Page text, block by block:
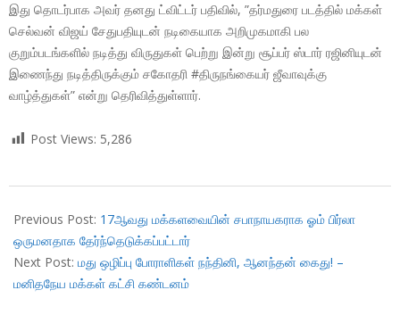
இது தொடர்பாக அவர் தனது ட்விட்டர் பதிவில், ”தர்மதுரை படத்தில் மக்கள்
செல்வன் விஜய் சேதுபதியுடன் நடிகையாக அறிமுகமாகி பல
குறும்படங்களில் நடித்து விருதுகள் பெற்று இன்று சூப்பர் ஸ்டார் ரஜினியுடன்
இணைந்து நடித்திருக்கும் சகோதரி #திருநங்கையர் ஜீவாவுக்கு
வாழ்த்துகள்” என்று தெரிவித்துள்ளார்.
Post Views: 5,286
06-
23
Previous Post: 17ஆவது மக்களவையின் சபாநாயகராக ஓம் பிர்லா
ஒருமனதாக தேர்ந்தெடுக்கப்பட்டார்
Next Post: மது ஒழிப்பு போராளிகள் நந்தினி, ஆனந்தன் கைது! –
மனிதநேய மக்கள் கட்சி கண்டனம்